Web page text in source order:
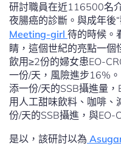
研討職員在近116500名
夜腸癌的診斷。與成年後
Meeting-girl 待的時候。
睛，這個世紀的亮點一個
飲用≥2份的婦女患EO-
一份/天，風險進步16%
添一份/天的SSB攝進量
用人工甜味飲料、咖啡、
份/天的SSB攝進，與EO-
是以，該研討以為